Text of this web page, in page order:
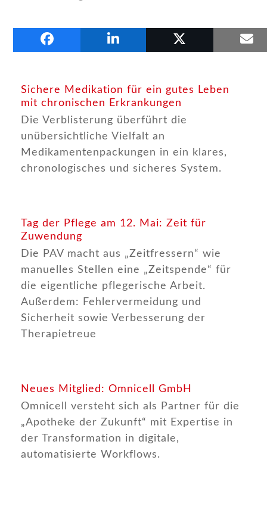
Frühere Beiträge
Sichere Medikation für ein gutes Leben
mit chronischen Erkrankungen
Die Verblisterung überführt die
unübersichtliche Vielfalt an
Medikamentenpackungen in ein klares,
chronologisches und sicheres System.
Tag der Pflege am 12. Mai: Zeit für
Zuwendung
Die PAV macht aus „Zeitfressern“ wie
manuelles Stellen eine „Zeitspende“ für
die eigentliche pflegerische Arbeit.
Außerdem: Fehlervermeidung und
Sicherheit sowie Verbesserung der
Therapietreue
Neues Mitglied: Omnicell GmbH
Omnicell versteht sich als Partner für die
„Apotheke der Zukunft“ mit Expertise in
der Transformation in digitale,
automatisierte Workflows.